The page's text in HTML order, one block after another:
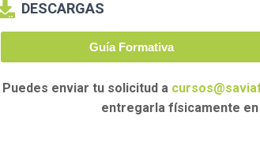
DESCARGAS
Guía Formativa
Puedes enviar tu solicitud a
entregarla físicamente